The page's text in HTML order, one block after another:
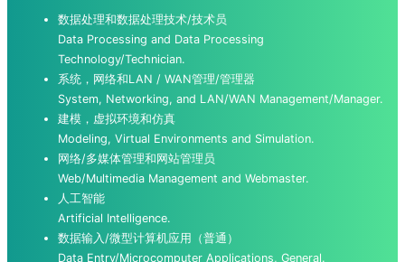
数据处理和数据处理技术/技术员
Data Processing and Data Processing
Technology/Technician.
系统，网络和LAN / WAN管理/管理器
System, Networking, and LAN/WAN Management/Manager.
建模，虚拟环境和仿真
Modeling, Virtual Environments and Simulation.
网络/多媒体管理和网站管理员
Web/Multimedia Management and Webmaster.
人工智能
Artificial Intelligence.
数据输入/微型计算机应用（普通）
Data Entry/Microcomputer Applications, General.